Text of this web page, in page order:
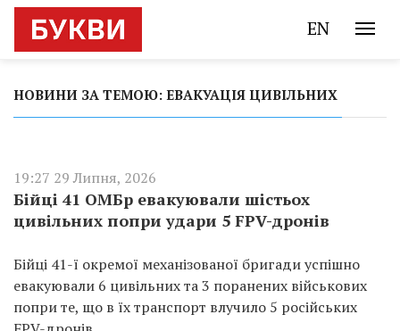
EN
НОВИНИ ЗА ТЕМОЮ: ЕВАКУАЦІЯ ЦИВІЛЬНИХ
19:27 29 Липня, 2026
Бійці 41 ОМБр евакуювали шістьох
цивільних попри удари 5 FPV-дронів
Бійці 41-ї окремої механізованої бригади успішно
евакуювали 6 цивільних та 3 поранених військових
попри те, що в їх транспорт влучило 5 російських